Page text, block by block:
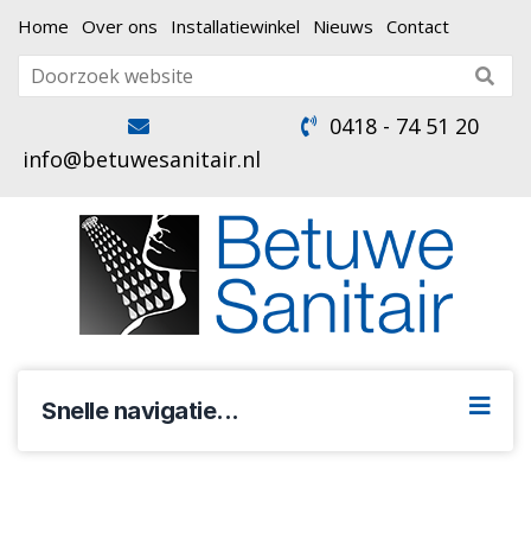
Home Over ons Installatiewinkel Nieuws Contact
info@betuwesanitair.nl
0418 - 74 51 20
Snelle navigatie...